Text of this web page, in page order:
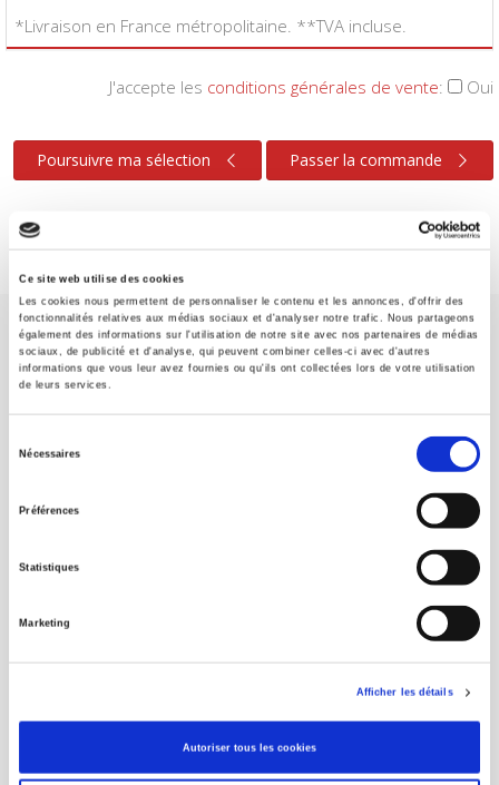
Ce site web utilise des cookies
Les cookies nous permettent de personnaliser le contenu et les annonces, d'offrir des
fonctionnalités relatives aux médias sociaux et d'analyser notre trafic. Nous partageons
également des informations sur l'utilisation de notre site avec nos partenaires de médias
sociaux, de publicité et d'analyse, qui peuvent combiner celles-ci avec d'autres
informations que vous leur avez fournies ou qu'ils ont collectées lors de votre utilisation
de leurs services.
Nécessaires
Préférences
Statistiques
Marketing
Afficher les détails
Autoriser tous les cookies
*Livraison en France métropolitaine. **TVA incluse.
J'accepte les conditions générales de vente: Oui
Poursuivre ma sélection Passer la commande
Maison d'édition dédiée aux sciences humaines et sociales, les
Presses de Sciences Po participent depuis leur création en 1976
POUR LES LIBRAIRES
À paraître